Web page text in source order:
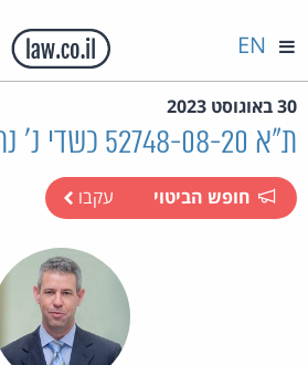
EN
30 באוגוסט 2023
ת"א 52748-08-20 כשדי נ' נתניהו
חופש הביטוי עקבו